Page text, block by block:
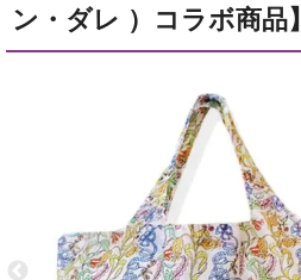
ン・ダレ ）コラボ商品】